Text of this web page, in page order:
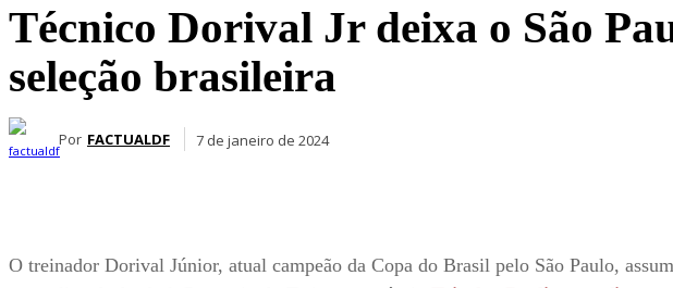
Técnico Dorival Jr deixa o São
seleção brasileira
Por FACTUALDF 7 de janeiro de 2024
O treinador Dorival Júnior, atual campeão da Copa do Brasil pelo São Paulo,